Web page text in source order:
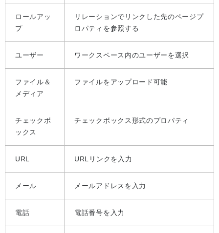
ロールアッ
プ
リレーションでリンクした先のページプ
ロパティを参照する
ユーザー ワークスペース内のユーザーを選択
ファイル＆
メディア
ファイルをアップロード可能
チェックボ
ックス
チェックボックス形式のプロパティ
URL URLリンクを入力
メール メールアドレスを入力
電話 電話番号を入力